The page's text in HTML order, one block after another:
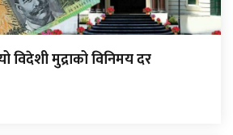
मुद्राको विनिमय दर